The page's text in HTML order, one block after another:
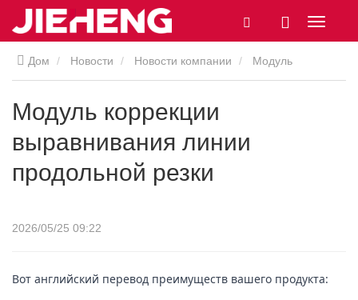
Дом Новости Новости компании
Модуль коррекции
выравнивания линии
продольной резки
2026/05/25 09:22
Вот английский перевод преимуществ вашего продукта: